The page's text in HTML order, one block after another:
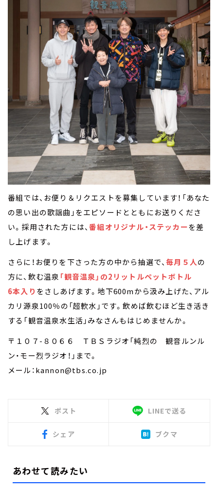
番組では、お便り＆リクエストを募集しています！「あなた
の思い出の歌謡曲」をエピソードとともにお送りくださ
い。採用された方には、番組オリジナル・ステッカーを差
し上げます。
さらに！お便りを下さった方の中から抽選で、毎月５人の
方に、飲む温泉 「観音温泉」の2リットルペットボトル
6本入り をさしあげます。地下600mから汲み上げた、アル
カリ源泉100％の「超軟水」です。飲めば飲むほど生き活き
する「観音温泉水生活」みなさんもはじめませんか。
〒１０７-８０６６ ＴＢＳラジオ「純烈の 観音ルンル
ン・モー烈ラジオ！」まで。
メール：kannon@tbs.co.jp
ポスト LINEで送る
シェア ブクマ
あわせて読みたい